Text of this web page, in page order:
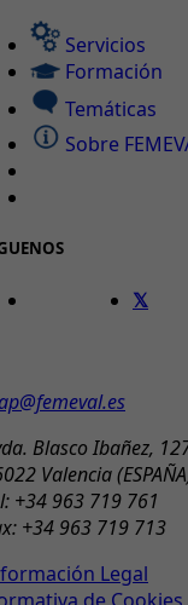
Servicios
Formación
Temáticas
Sobre
Blasco Ibañez,
Valencia
+34 963 719 761
+34 963 719 713
Legal